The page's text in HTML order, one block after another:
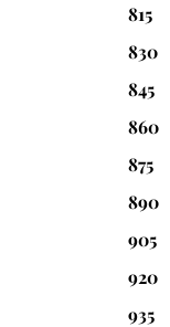
815
830
845
860
875
890
905
920
935